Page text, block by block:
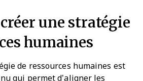
une stratégie
humaines
de ressources humaines est
qui permet d’aligner les